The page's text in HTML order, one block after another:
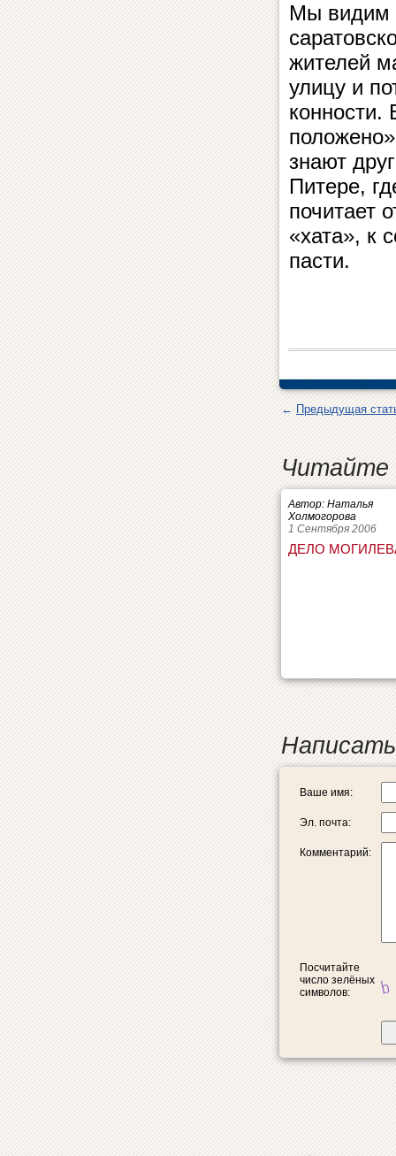
Мы видим
жителей
улицу и
кон­но­с­ти.
знают
Питере,
по­чи­та­ет
«хата», к
па­с­ти.
←Предыдущая
Читайте
Автор: Наталья
Холмогорова
1 Сентября 2006
ДЕЛО
Ваше имя:
Эл. почта:
Комментарий:
Посчитайте
число зелёных
символов: